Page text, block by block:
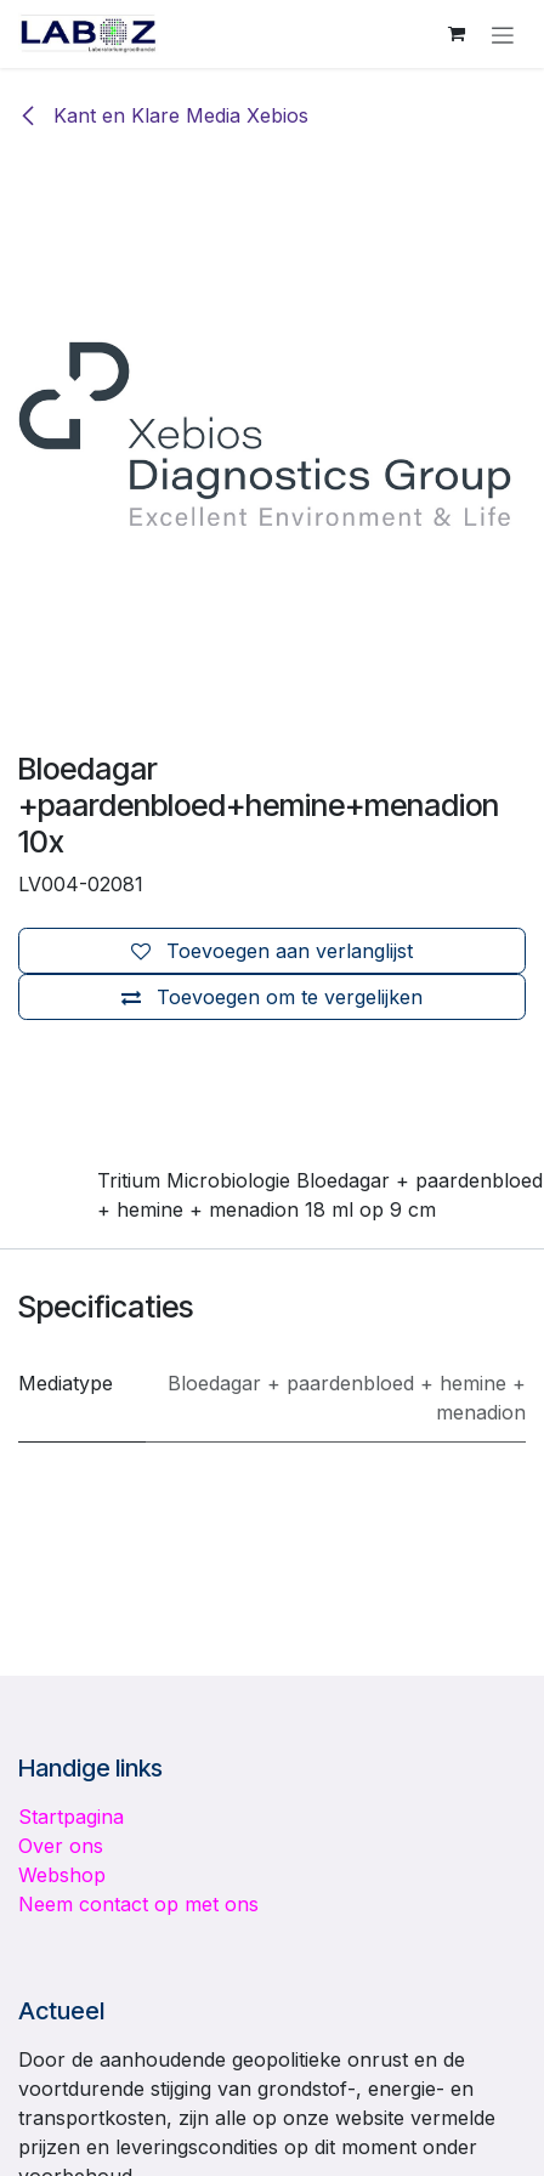
Overslaan naar inhoud
Kant en Klare Media Xebios
Bloedagar
+paardenbloed+hemine+menadion
10x
LV004-02081
Toevoegen om te vergelijken
Toevoegen aan verlanglijst
Tritium Microbiologie Bloedagar + paardenbloed
+ hemine + menadion 18 ml op 9 cm
Specificaties
Mediatype
Bloedagar + paardenbloed + hemine +
menadion
Handige links
Startpagina
Over ons
Webshop
Neem contact op met ons
Actueel
Door de aanhoudende geopolitieke onrust en de
voortdurende stijging van grondstof-, energie- en
transportkosten, zijn alle op onze website vermelde
prijzen en leveringscondities op dit moment onder